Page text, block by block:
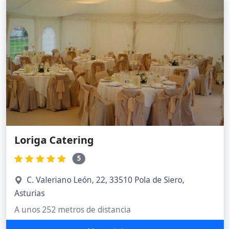
Loriga Catering
5
C. Valeriano León, 22, 33510 Pola de Siero,
Asturias
A unos 252 metros de distancia